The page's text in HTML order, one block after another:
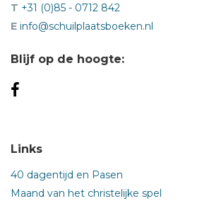
T +31 (0)85 - 0712 842
E info@schuilplaatsboeken.nl
Blijf op de hoogte:
Links
40 dagentijd en Pasen
Maand van het christelijke spel